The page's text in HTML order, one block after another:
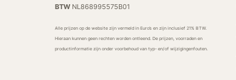
BTWNL868995575B01
Alle prijzen op de website zijn vermeld in Euro’s en zijn inclusief 21% BTW.
Hieraan kunnen geen rechten worden ontleend. De prijzen, voorraden en
productinformatie zijn onder voorbehoud van typ- en/of wijzigingenfouten.